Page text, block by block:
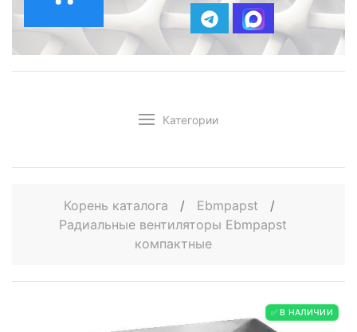
Категории
Корень каталога / Ebmpapst
/
Радиальные вентиляторы Ebmpapst
компактные
✅ В НАЛИЧИИ